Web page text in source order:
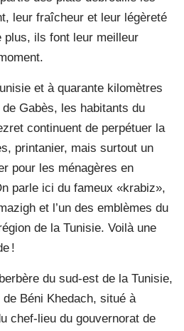
leur fraîcheur et leur légèreté
plus, ils font leur meilleur
et à quarante kilomètres
Gabès, les habitants du
continuent de perpétuer la
printanier, mais surtout un
pour les ménagères en
parle ici du fameux «krabiz»,
et l’un des emblèmes du
de la Tunisie. Voilà une
!
du sud-est de la Tunisie,
Béni Khedach, situé à
chef-lieu du gouvernorat de